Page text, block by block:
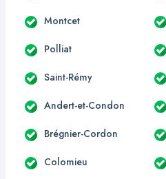
Montcet
Polliat
Saint-Rémy
Andert-et-Condon
Brégnier-Cordon
Colomieu